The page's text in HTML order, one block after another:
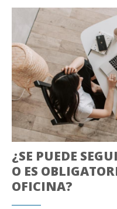
¿SE PUEDE
O ES
OFICINA?